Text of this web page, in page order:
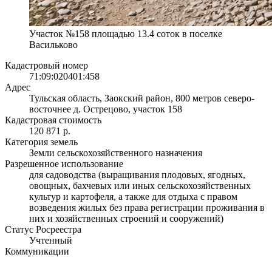
Участок №158 площадью 13.4 соток в поселке
Васильково
Кадастровый номер
71:09:020401:458
Адрес
Тульская область, Заокский район, 800 метров северо-
восточнее д. Острецово, участок 158
Кадастровая стоимость
120 871 р.
Категория земель
Земли сельскохозяйственного назначения
Разрешенное использование
для садоводства (выращивания плодовых, ягодных,
овощных, бахчевых или иных сельскохозяйственных
культур и картофеля, а также для отдыха с правом
возведения жилых без права регистрации проживания в
них и хозяйственных строений и сооружений)
Статус Росреестра
Учтенный
Коммуникации